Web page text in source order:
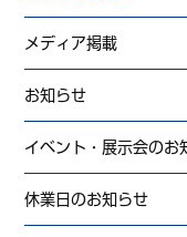
メディア掲載
お知らせ
イベント・展示会のお
休業日のお知らせ